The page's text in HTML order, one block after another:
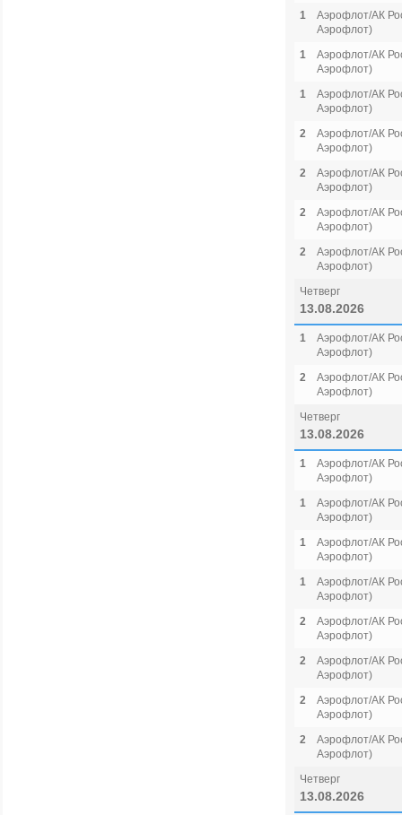
1
Аэрофлот/АК
Аэрофлот)
1
Аэрофлот/АК
Аэрофлот)
1
Аэрофлот/АК
Аэрофлот)
2
Аэрофлот/АК
Аэрофлот)
2
Аэрофлот/АК
Аэрофлот)
2
Аэрофлот/АК
Аэрофлот)
2
Аэрофлот/АК
Аэрофлот)
Четверг
13.08.2026
1
Аэрофлот/АК
Аэрофлот)
2
Аэрофлот/АК
Аэрофлот)
Четверг
13.08.2026
1
Аэрофлот/АК
Аэрофлот)
1
Аэрофлот/АК
Аэрофлот)
1
Аэрофлот/АК
Аэрофлот)
1
Аэрофлот/АК
Аэрофлот)
2
Аэрофлот/АК
Аэрофлот)
2
Аэрофлот/АК
Аэрофлот)
2
Аэрофлот/АК
Аэрофлот)
2
Аэрофлот/АК
Аэрофлот)
Четверг
13.08.2026